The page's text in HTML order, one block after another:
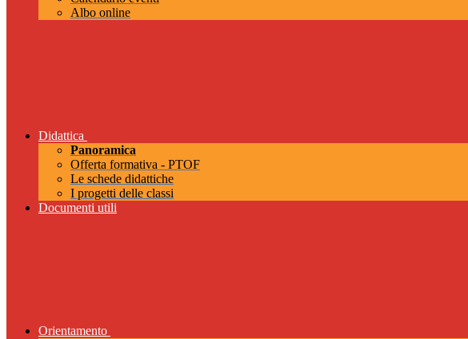
Albo online
Didattica
Panoramica
Offerta formativa - PTOF
Le schede didattiche
I progetti delle classi
Documenti utili
Orientamento